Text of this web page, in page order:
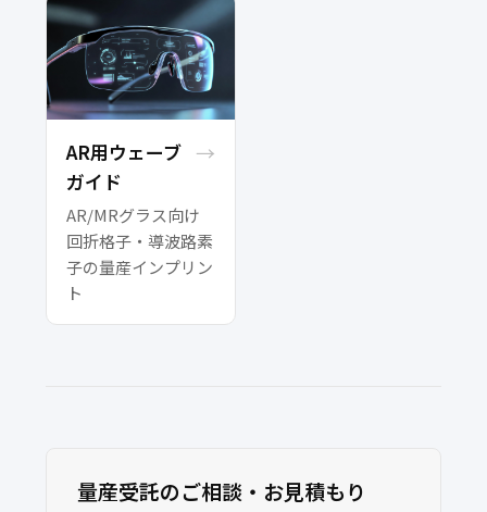
AR用ウェーブ
ガイド
→
AR/MRグラス向け
回折格子・導波路素
子の量産インプリン
ト
量産受託のご相談・お見積もり